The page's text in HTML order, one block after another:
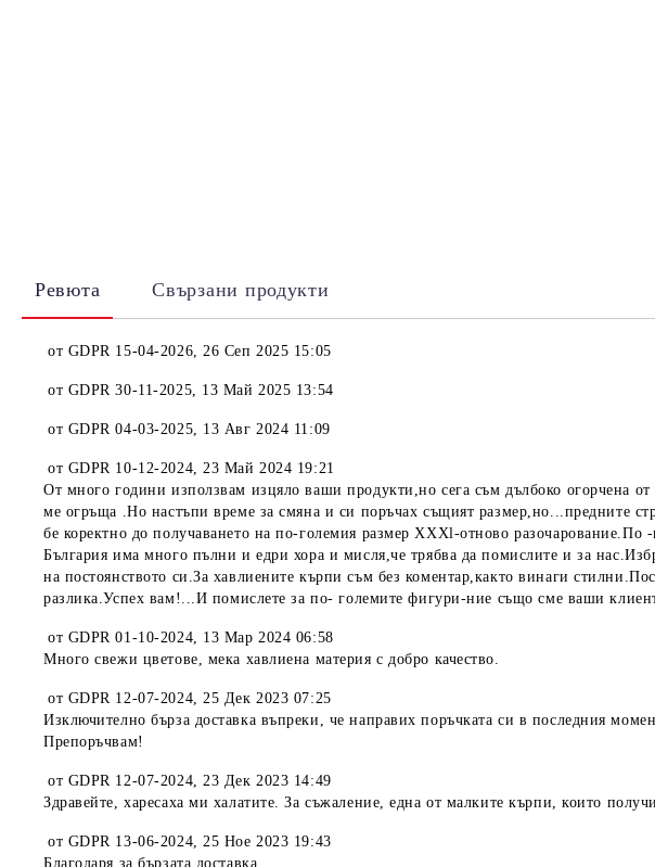
Ревюта Свързани продукти
от GDPR 15-04-2026,26 Сеп 2025 15:05
от GDPR 30-11-2025, 13 Май 2025 13:54
от GDPR 04-03-2025, 13 Авг 2024 11:09
от GDPR 10-12-2024,23 Май 2024 19:21
От много години използвам изцяло ваши продукти,но сега съм дълбоко огорчена
ме огръща .Но настъпи време за смяна и си поръчах същият размер,но...предните
бе коректно до получаването на по-големия размер XXXl-отново
България има много пълни и едри хора и мисля,че трябва да помислите и за
на постоянството си.За хавлиените кърпи съм без коментар,както винаги
разлика.Успех вам!...И помислете за по- големите фигури-ние също сме ваши
от GDPR 01-10-2024, 13 Мар 2024 06:58
Много свежи цветове, мека хавлиена материя с добро качество.
от GDPR 12-07-2024,25 Дек 2023 07:25
Изключително бърза доставка въпреки, че направих поръчката си в последния
Препоръчвам!
от GDPR 12-07-2024,23 Дек 2023 14:49
Здравейте, харесаха ми халатите. За съжаление, една от малките кърпи, които
от GDPR 13-06-2024,25 Ное 2023 19:43
Благодаря за бързата доставка.